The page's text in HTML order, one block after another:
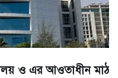
ও এর আওতাধীন মাঠ